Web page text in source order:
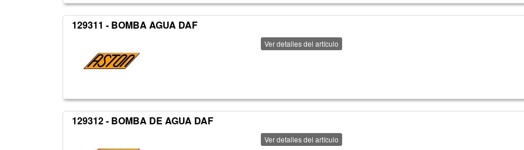
129311 - BOMBA AGUA DAF
Ver detalles del artículo
129312 - BOMBA DE AGUA DAF
Ver detalles del artículo